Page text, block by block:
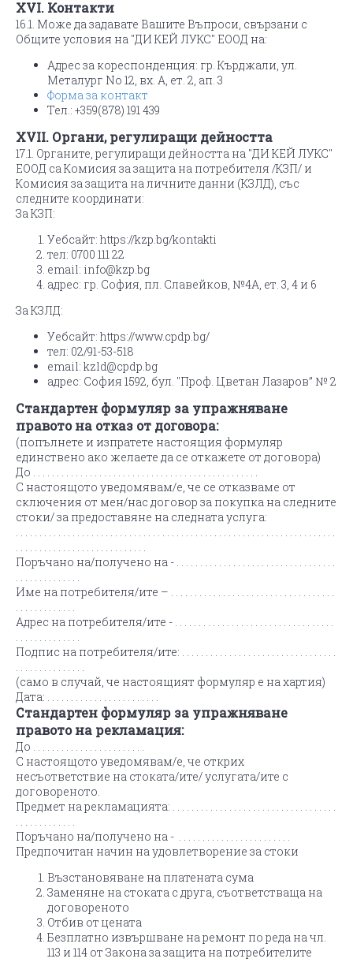
XVI. Контакти
16.1. Може да задавате Вашите Въпроси, свързани с
Общите условия на "ДИ КЕЙ ЛУКС" ЕООД на:
Адрес за кореспонденция: гр. Кърджали, ул.
Металург No 12, вх. А, ет. 2, ап. 3
Форма за контакт
Тел.: +359(878) 191 439
XVII. Органи, регулиращи дейността
17.1. Органите, регулиращи дейността на "ДИ КЕЙ ЛУКС"
ЕООД са Комисия за защита на потребителя /КЗП/ и
Комисия за защита на личните данни (КЗЛД), със
следните координати:
За КЗП:
Уебсайт: https://kzp.bg/kontakti
тел: 0700 111 22
email: info@kzp.bg
адрес: гр. София, пл. Славейков, №4А, ет. 3, 4 и 6
За КЗЛД:
Уебсайт: https://www.cpdp.bg/
тел: 02/91-53-518
email: kzld@cpdp.bg
адрес: София 1592, бул. "Проф. Цветан Лазаров” № 2
Стандартен формуляр за упражняване
правото на отказ от договора:
(попълнете и изпратете настоящия формуляр
единствено ако желаете да се откажете от договора)
До . . . . . . . . . . . . . . . . . . . . . . . . . . . . . . . . . . . . . . . . . . . . . . . .
С настоящото уведомявам/e, че се отказваме от
сключения от мен/нас договор за покупка на следните
стоки/ за предоставяне на следната услуга:
. . . . . . . . . . . . . . . . . . . . . . . . . . . . . . . . . . . . . . . . . . . . . . . . . . . . . . . . . . . . . . . . . . . .
. . . . . . . . . . . . . . . . . . . . . . . . . . . .
Поръчано на/получено на - . . . . . . . . . . . . . . . . . . . . . . . . . . . . . . . . . .
. . . . . . . . . . . . . .
Име на потребителя/ите – . . . . . . . . . . . . . . . . . . . . . . . . . . . . . . . . . . .
. . . . . . . . . . . . .
Адрес на потребителя/ите - . . . . . . . . . . . . . . . . . . . . . . . . . . . . . . . . . .
. . . . . . . . . . . . . .
Подпис на потребителя/ите: . . . . . . . . . . . . . . . . . . . . . . . . . . . . . . . . .
. . . . . . . . . . . . . . .
(само в случай, че настоящият формуляр е на хартия)
Дата: . . . . . . . . . . . . . . . . . . . . . . . .
Стандартен формуляр за упражняване
правото на рекламация:
До . . . . . . . . . . . . . . . . . . . . . . . .
С настоящото уведомявам/e, че открих
несъответствие на стоката/ите/ услугата/ите с
договореното.
Предмет на рекламацията: . . . . . . . . . . . . . . . . . . . . . . . . . . . . . . . . . . .
. . . . . . . . . . . . .
Поръчано на/получено на - . . . . . . . . . . . . . . . . . . . . . . . .
Предпочитан начин на удовлетворение за стоки
Възстановяване на платената сума
Заменяне на стоката с друга, съответстваща на
договореното
Отбив от цената
Безплатно извършване на ремонт по реда на чл.
113 и 114 от Закона за защита на потребителите